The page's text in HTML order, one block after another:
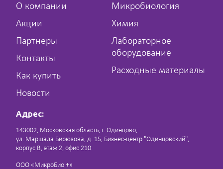
О компании
Акции
Партнеры
Контакты
Как купить
Новости
Микробиология
Химия
Лабораторное
оборудование
Расходные материалы
Адрес:
143002, Московская область, г. Одинцово,
ул. Маршала Бирюзова, д. 15, Бизнес-центр "Одинцовский",
корпус В, этаж 2, офис 210
ООО «МикроБио +»